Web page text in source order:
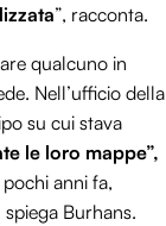
”, racconta.
qualcuno in
Nell’ufficio della
su cui stava
le loro mappe”,
pochi anni fa,
Burhans.